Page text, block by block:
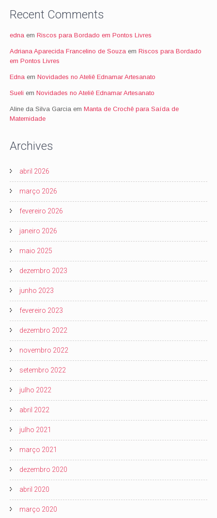
Recent Comments
edna em Riscos para Bordado em Pontos Livres
Adriana Aparecida Francelino de Souza em Riscos para Bordado
em Pontos Livres
Edna em Novidades no Ateliê Ednamar Artesanato
Sueli em Novidades no Ateliê Ednamar Artesanato
Aline da Silva Garcia em Manta de Crochê para Saída de
Maternidade
Archives
abril 2026
março 2026
fevereiro 2026
janeiro 2026
maio 2025
dezembro 2023
junho 2023
fevereiro 2023
dezembro 2022
novembro 2022
setembro 2022
julho 2022
abril 2022
julho 2021
março 2021
dezembro 2020
abril 2020
março 2020